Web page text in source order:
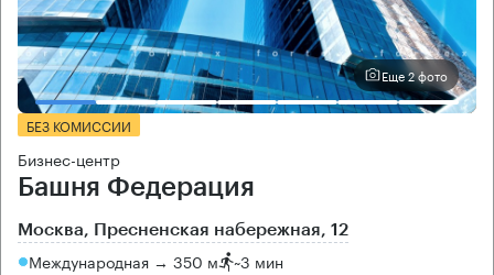
Еще 2 фото
БЕЗ КОМИССИИ
Бизнес-центр
Башня Федерация
Москва, Пресненская набережная, 12
Международная → 350 м ~3 мин